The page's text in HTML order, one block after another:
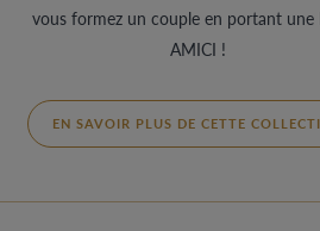
vous formez un couple en portant une
AMICI !
EN SAVOIR PLUS DE CETTE